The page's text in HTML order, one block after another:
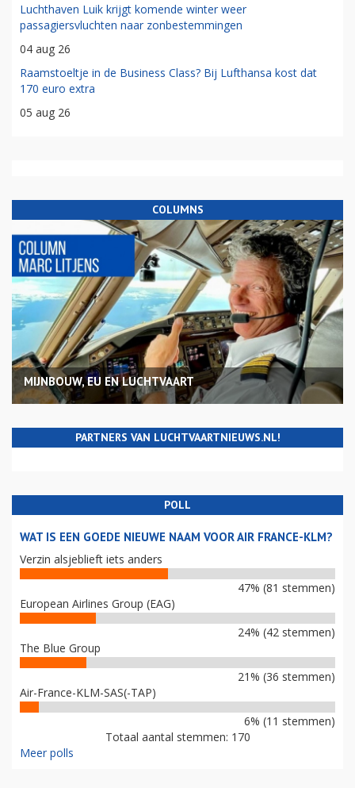
Luchthaven Luik krijgt komende winter weer
passagiersvluchten naar zonbestemmingen
04 aug 26
Raamstoeltje in de Business Class? Bij Lufthansa kost dat
170 euro extra
05 aug 26
COLUMNS
MIJNBOUW, EU EN LUCHTVAART
PARTNERS VAN LUCHTVAARTNIEUWS.NL!
POLL
WAT IS EEN GOEDE NIEUWE NAAM VOOR AIR FRANCE-KLM?
Verzin alsjeblieft iets anders
47% (81 stemmen)
European Airlines Group (EAG)
24% (42 stemmen)
The Blue Group
21% (36 stemmen)
Air-France-KLM-SAS(-TAP)
6% (11 stemmen)
Totaal aantal stemmen: 170
Meer polls